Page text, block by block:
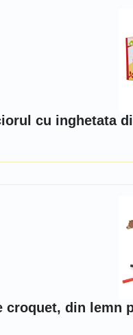
cu inghetata
croquet, din lemn